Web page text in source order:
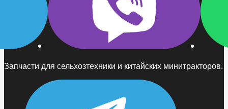
Запчасти для сельхозтехники и китайских минитракторов.